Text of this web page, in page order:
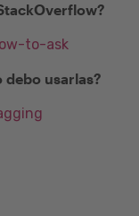
to-ask
debo usarlas?